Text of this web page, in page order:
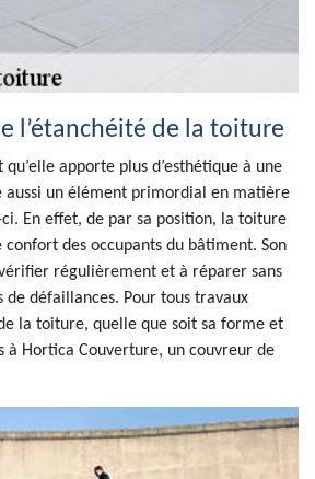
l’étanchéité de la toiture
apporte plus d’esthétique à une
aussi un élément primordial en matière
En effet, de par sa position, la toiture
des occupants du bâtiment. Son
régulièrement et à réparer sans
de défaillances. Pour tous travaux
la toiture, quelle que soit sa forme et
à Hortica Couverture, un couvreur de